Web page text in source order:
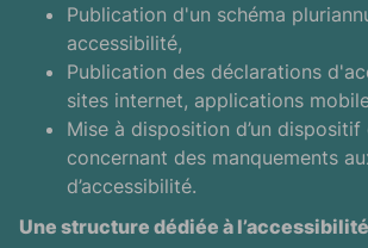
Publication d'un schéma
accessibilité,
Publication des déclarations
sites internet, applications
Mise à disposition d’un
concernant des manquements
d’accessibilité.
Une structure dédiée à l’accessibilité